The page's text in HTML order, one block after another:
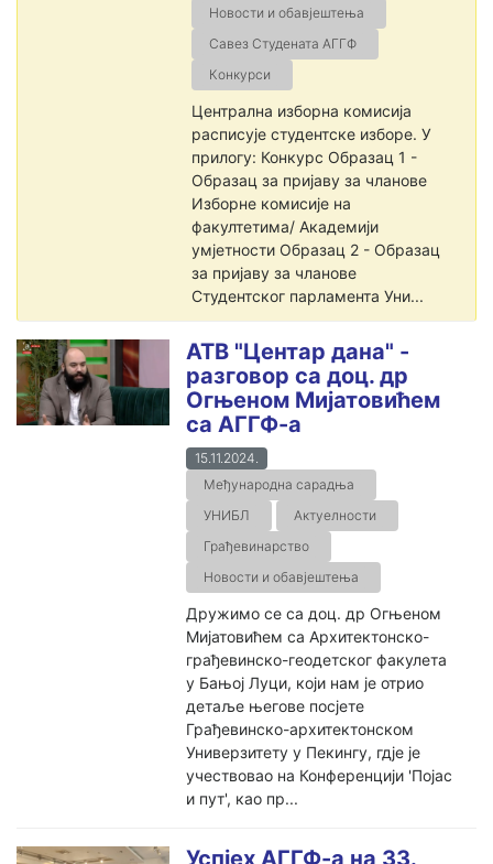
Новости и обавјештења
Савез Студената АГГФ
Конкурси
Централна изборна комисија
расписује студентске изборе. У
прилогу: Конкурс Образац 1 -
Образац за пријаву за чланове
Изборне комисије на
факултетима/ Академији
умјетности Образац 2 - Образац
за пријаву за чланове
Студентског парламента Уни...
АТВ "Центар дана" -
разговор са доц. др
Огњеном Мијатовићем
са АГГФ-а
15.11.2024.
Међународна сарадња
УНИБЛ
Актуелности
Грађевинарство
Новости и обавјештења
Дружимо се са доц. др Огњеном
Мијатовићем са Архитектонско-
грађевинско-геодетског факулета
у Бањој Луци, који нам је отрио
детаље његове посјете
Грађевинско-архитектонском
Универзитету у Пекингу, гдје је
учествовао на Конференцији 'Појас
и пут', као пр...
Успјех АГГФ-а на 33.